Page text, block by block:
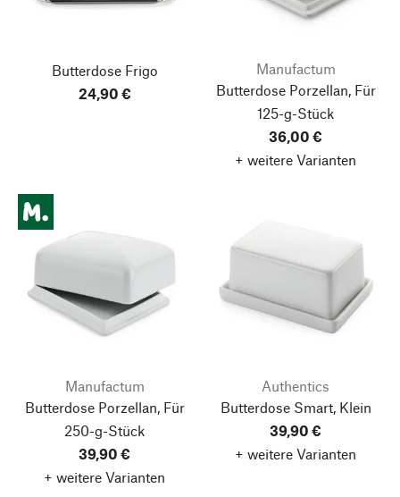
Butterdose Frigo
24,90 €
Manufactum
Butterdose Porzellan, Für
125-g-Stück
36,00 €
+ weitere Varianten
Manufactum
Butterdose Porzellan, Für
250-g-Stück
39,90 €
+ weitere Varianten
Authentics
Butterdose Smart, Klein
39,90 €
+ weitere Varianten